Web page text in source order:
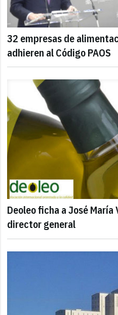
32 empresas de
adhieren al Código PAOS
Deoleo ficha a José María
director general